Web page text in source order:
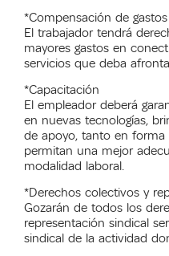
*Compensación de gastos
El trabajador tendrá
mayores gastos en
servicios que deba
*Capacitación
El empleador deberá
en nuevas tecnologías,
de apoyo, tanto en
permitan una mejor
modalidad laboral.
*Derechos colectivos y
Gozarán de todos los
representación sindical
sindical de la actividad